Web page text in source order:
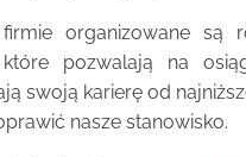
organizowane są
pozwalają na
swoją karierę od
nasze stanowisko.